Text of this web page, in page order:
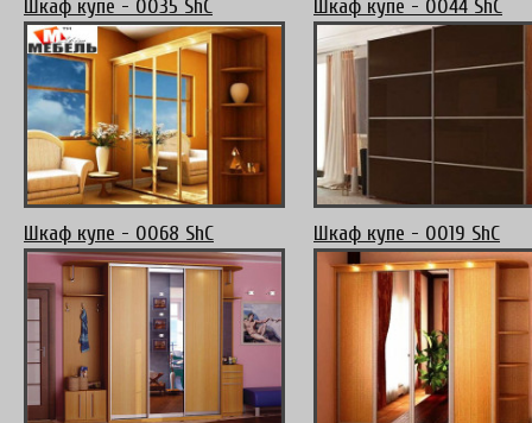
Шкаф купе - 0035 ShC Шкаф купе - 0044 ShC
Шкаф купе - 0068 ShC Шкаф купе - 0019 ShC